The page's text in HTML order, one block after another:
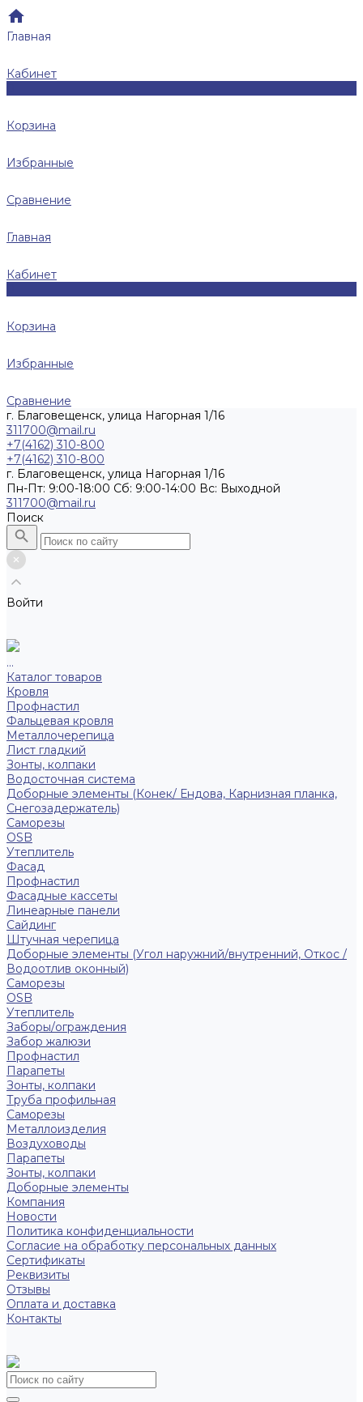
Главная
Кабинет
Корзина
Избранные
Сравнение
Главная
Кабинет
Корзина
Избранные
Сравнение
г. Благовещенск, улица Нагорная 1/16
311700@mail.ru
+7(4162) 310-800
+7(4162) 310-800
г. Благовещенск, улица Нагорная 1/16
Пн-Пт: 9:00-18:00 Cб: 9:00-14:00 Вс: Выходной
311700@mail.ru
Поиск
Войти
...
Каталог товаров
Кровля
Профнастил
Фальцевая кровля
Металлочерепица
Лист гладкий
Зонты, колпаки
Водосточная система
Доборные элементы (Конек/ Ендова, Карнизная планка,
Снегозадержатель)
Саморезы
ОSB
Утеплитель
Фасад
Профнастил
Фасадные кассеты
Линеарные панели
Сайдинг
Штучная черепица
Доборные элементы (Угол наружний/внутренний, Откос /
Водоотлив оконный)
Саморезы
OSB
Утеплитель
Заборы/ограждения
Забор жалюзи
Профнастил
Парапеты
Зонты, колпаки
Труба профильная
Саморезы
Металлоизделия
Воздуховоды
Парапеты
Зонты, колпаки
Доборные элементы
Компания
Новости
Политика конфиденциальности
Согласие на обработку персональных данных
Сертификаты
Реквизиты
Отзывы
Оплата и доставка
Контакты